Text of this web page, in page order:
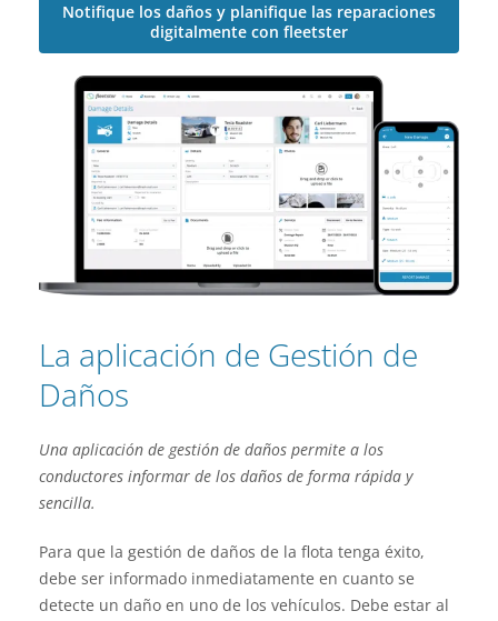
Notifique los daños y planifique las reparaciones
digitalmente con fleetster
La aplicación de Gestión de
Daños
Una aplicación de gestión de daños permite a los
conductores informar de los daños de forma rápida y
sencilla.
Para que la gestión de daños de la flota tenga éxito,
debe ser informado inmediatamente en cuanto se
detecte un daño en uno de los vehículos. Debe estar al